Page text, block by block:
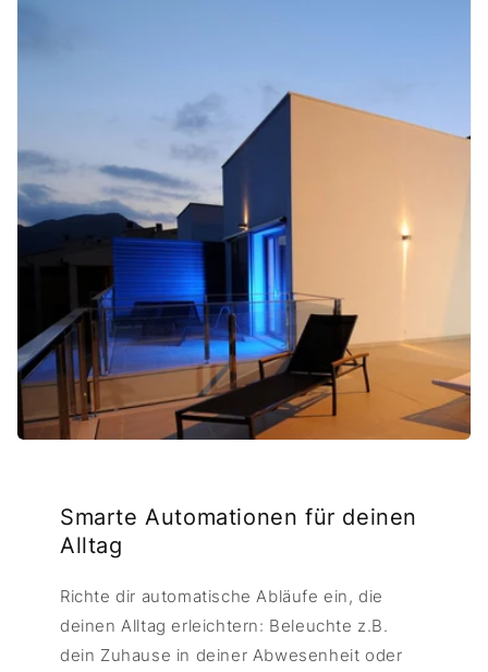
Smarte Automationen für deinen
Alltag
Richte dir automatische Abläufe ein, die
deinen Alltag erleichtern: Beleuchte z.B.
dein Zuhause in deiner Abwesenheit oder